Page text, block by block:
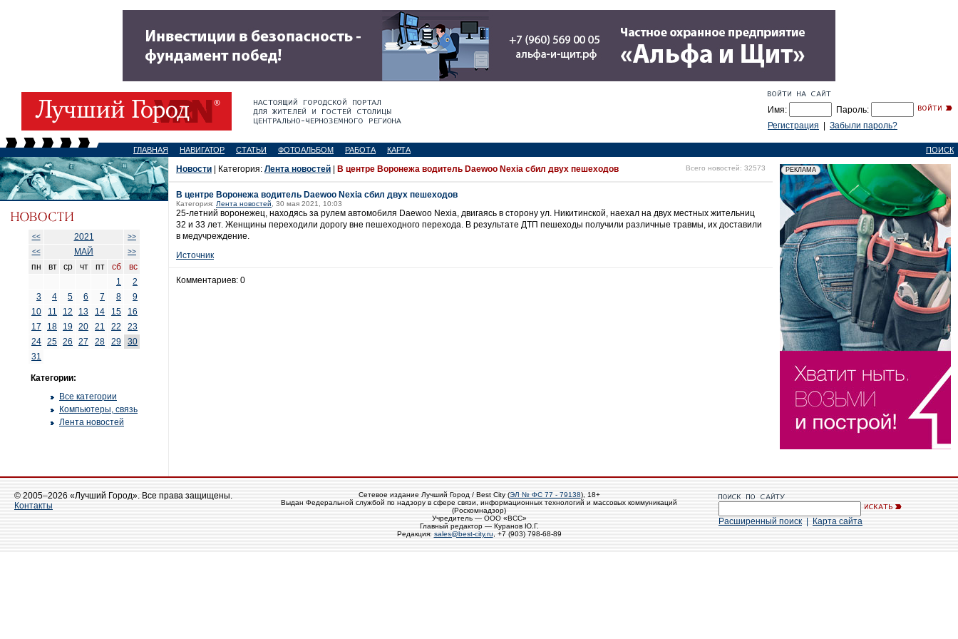
Имя:
Пароль:
Регистрация
Забыли пароль?
ГЛАВНАЯ НАВИГАТОР СТАТЬИ ФОТОАЛЬБОМ РАБОТА КАРТА ПОИСК
<< 2021
>>
<<
МАЙ >>
пн вт ср чт пт сб
вс
1
2
3
4 5 6 7 8
9
10
11 12 13 14 15
16
17
18 19 20 21 22
23
24 25 26 27 28 29
30
31
Категории:
Все категории
Компьютеры, связь
Лента новостей
Новости | Категория: Лента новостей В центре Воронежа водитель Daewoo Nexia сбил двух пешеходов Всего новостей: 32573
В центре Воронежа водитель Daewoo Nexia сбил двух пешеходов
Категория: Лента новостей , 30 мая 2021, 10:03
25-летний воронежец, находясь за рулем автомобиля Daewoo Nexia, двигаясь в сторону ул. Никитинской, наехал на двух местных жительниц
32 и 33 лет. Женщины переходили дорогу вне пешеходного перехода. В результате ДТП пешеходы получили различные травмы, их доставили
в медучреждение.
Источник
Комментариев: 0
© 2005–2026 «Лучший Город». Все права защищены.
Контакты
Сетевое издание Лучший Город / Best City (ЭЛ № ФС 77 - 79138), 18+
Выдан Федеральной службой по надзору в сфере связи, информационных технологий и массовых коммуникаций
(Роскомнадзор)
Учредитель — ООО «ВСС»
Главный редактор — Куранов Ю.Г.
Редакция: sales@best-city.ru , +7 (903) 798-68-89
Расширенный поиск Карта сайта